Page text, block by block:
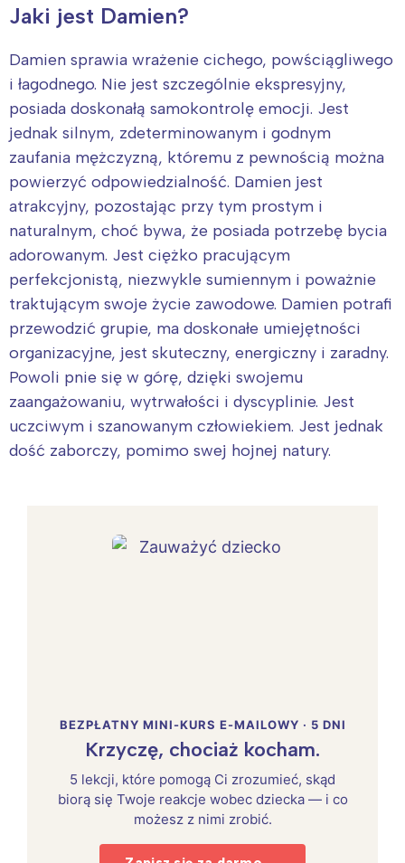
Jaki jest Damien?
Damien sprawia wrażenie cichego, powściągliwego
i łagodnego. Nie jest szczególnie ekspresyjny,
posiada doskonałą samokontrolę emocji. Jest
jednak silnym, zdeterminowanym i godnym
zaufania mężczyzną, któremu z pewnością można
powierzyć odpowiedzialność. Damien jest
atrakcyjny, pozostając przy tym prostym i
naturalnym, choć bywa, że posiada potrzebę bycia
adorowanym. Jest ciężko pracującym
perfekcjonistą, niezwykle sumiennym i poważnie
traktującym swoje życie zawodowe. Damien potrafi
przewodzić grupie, ma doskonałe umiejętności
organizacyjne, jest skuteczny, energiczny i zaradny.
Powoli pnie się w górę, dzięki swojemu
zaangażowaniu, wytrwałości i dyscyplinie. Jest
uczciwym i szanowanym człowiekiem. Jest jednak
dość zaborczy, pomimo swej hojnej natury.
BEZPŁATNY MINI-KURS E-MAILOWY · 5 DNI
Krzyczę, chociaż kocham.
5 lekcji, które pomogą Ci zrozumieć, skąd
biorą się Twoje reakcje wobec dziecka — i co
możesz z nimi zrobić.